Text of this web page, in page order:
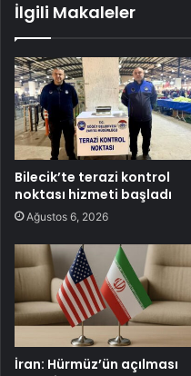
İlgili Makaleler
Bilecik’te terazi kontrol
noktası hizmeti başladı
Ağustos 6, 2026
İran: Hürmüz’ün açılması